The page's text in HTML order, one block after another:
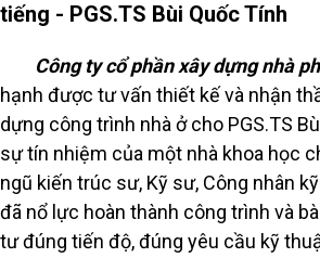
tiếng - PGS.TS Bùi Quốc Tính
Công ty cổ phần xây dựng nhà
hạnh được tư vấn thiết kế và nhận
dựng công trình nhà ở cho PGS.TS
sự tín nhiệm của một nhà khoa học
ngũ kiến trúc sư, Kỹ sư, Công nhân
đã nổ lực hoàn thành công trình và
tư đúng tiến độ, đúng yêu cầu kỹ